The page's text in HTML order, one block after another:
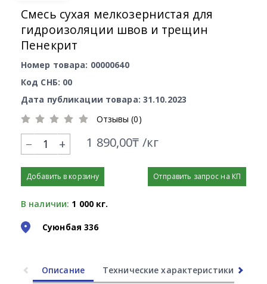
Смесь сухая мелкозернистая для
гидроизоляции швов и трещин
Пенекрит
Номер товара: 00000640
Код СНБ: 00
Дата публикации товара: 31.10.2023
Отзывы (0)
+ 1 890,00₸ /кг
Добавить в корзину Отправить запрос на КП
В наличии: 1 000 кг.
Суюнбая 336
Описание Технические характеристики